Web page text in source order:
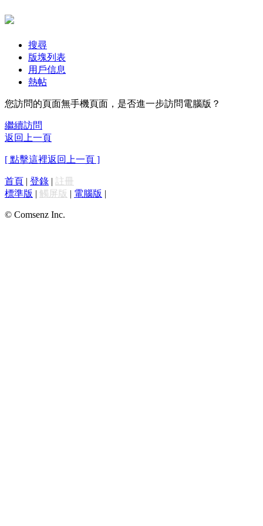
搜尋
版塊列表
用戶信息
熱帖
您訪問的頁面無手機頁面，是否進一步訪問電腦版？
繼續訪問
返回上一頁
[ 點擊這裡返回上一頁 ]
首頁 | 登錄 | 註冊
標準版 | 觸屏版 | 電腦版 |
© Comsenz Inc.